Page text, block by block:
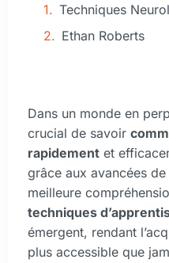
Ethan Roberts
Dans un monde en
crucial de savoir
rapidement et
grâce aux avancées
meilleure
techniques
émergent, rendant
plus accessible que